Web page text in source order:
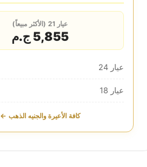
عيار 21 (الأكثر مبيعاً)
5,855 ج.م
عيار 24
عيار 18
كافة الأعيرة والجنيه الذهب ←